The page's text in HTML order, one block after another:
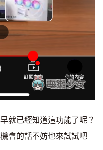
就已經知道這功能了呢？
會的話不妨也來試試吧